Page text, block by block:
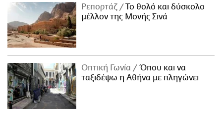
Ρεπορτάζ
Το θολό και δύσκολο
μέλλον της Μονής Σινά
Οπτική Γωνία
Όπου και να
ταξιδέψω η Αθήνα με πληγώνει